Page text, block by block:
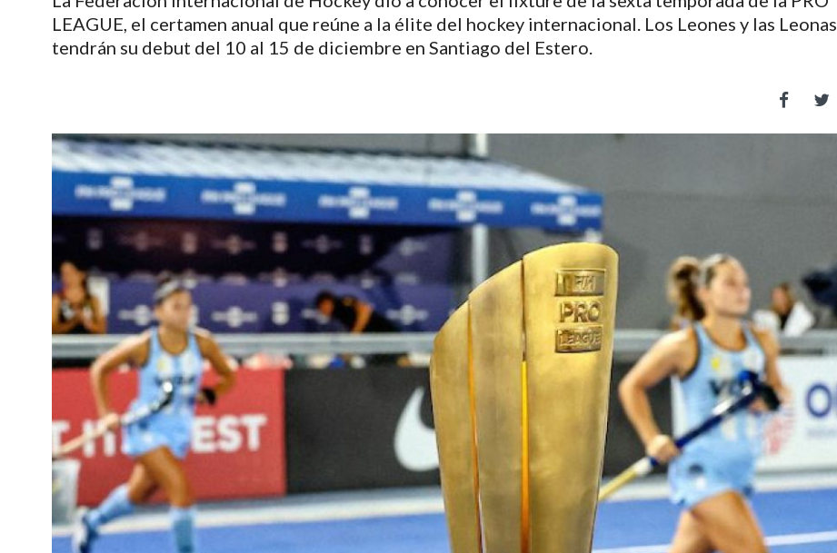
LEAGUE, el certamen anual que reúne a la élite del hockey internacional. Los Leones y las Leonas
tendrán su debut del 10 al 15 de diciembre en Santiago del Estero.